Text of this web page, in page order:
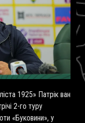
1925» Патрік ван
2-го туру
«Буковини», у